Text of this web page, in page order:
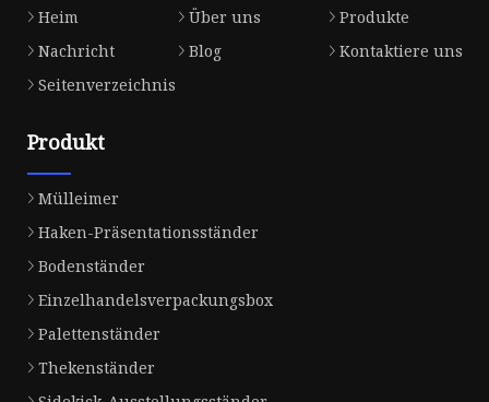
Heim Über uns
Produkte
Nachricht
Blog
Kontaktiere uns
Seitenverzeichnis
Produkt
Mülleimer
Haken-Präsentationsständer
Bodenständer
Einzelhandelsverpackungsbox
Palettenständer
Thekenständer